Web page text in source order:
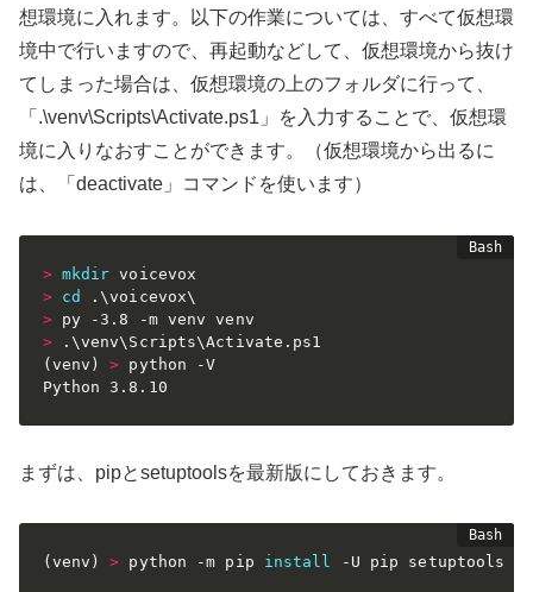
想環境に入れます。以下の作業については、すべて仮想環
境中で行いますので、再起動などして、仮想環境から抜け
てしまった場合は、仮想環境の上のフォルダに行って、
「.\venv\Scripts\Activate.ps1」を入力することで、仮想環
境に入りなおすことができます。（仮想環境から出るに
は、「deactivate」コマンドを使います）
> mkdir
>
cd
>
>
( venv ) > python -V
Python 3.8.10
まずは、pipとsetuptoolsを最新版にしておきます。
( venv ) > python -m pip install -U pip setuptools